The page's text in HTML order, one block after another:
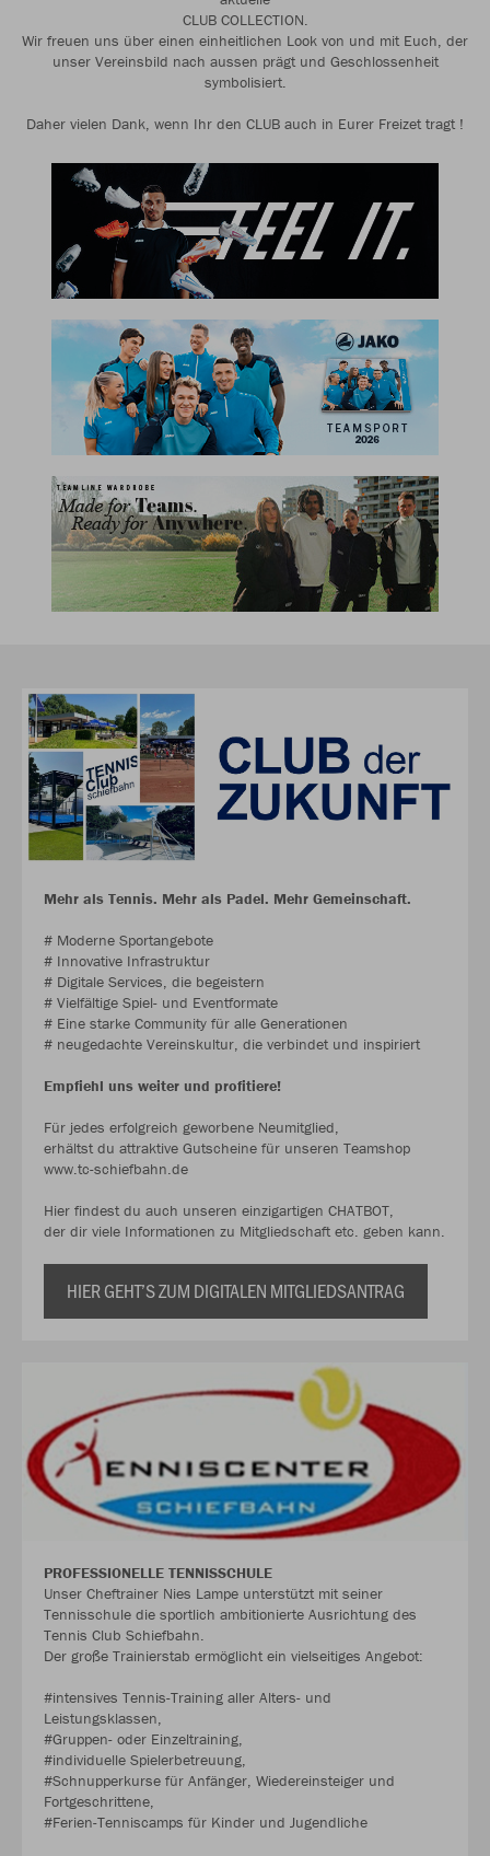
CLUB COLLECTION.
Wir freuen uns über einen einheitlichen Look von und mit Euch, der
unser Vereinsbild nach aussen prägt und Geschlossenheit
symbolisiert.
Daher vielen Dank, wenn Ihr den CLUB auch in Eurer Freizet tragt !
Mehr als Tennis. Mehr als Padel. Mehr Gemeinschaft.
# Moderne Sportangebote
# Innovative Infrastruktur
# Digitale Services, die begeistern
# Vielfältige Spiel- und Eventformate
# Eine starke Community für alle Generationen
# neugedachte Vereinskultur, die verbindet und inspiriert
Empfiehl uns weiter und profitiere!
Für jedes erfolgreich geworbene Neumitglied,
erhältst du attraktive Gutscheine für unseren Teamshop
www.tc-schiefbahn.de
Hier findest du auch unseren einzigartigen CHATBOT,
der dir viele Informationen zu Mitgliedschaft etc. geben kann.
HIER GEHT’S ZUM DIGITALEN MITGLIEDSANTRAG
PROFESSIONELLE TENNISSCHULE
Unser Cheftrainer Nies Lampe unterstützt mit seiner
Tennisschule die sportlich ambitionierte Ausrichtung des
Tennis Club Schiefbahn.
Der große Trainierstab ermöglicht ein vielseitiges Angebot:
#intensives Tennis-Training aller Alters- und
Leistungsklassen,
#Gruppen- oder Einzeltraining,
#individuelle Spielerbetreuung,
#Schnupperkurse für Anfänger, Wiedereinsteiger und
Fortgeschrittene,
#Ferien-Tenniscamps für Kinder und Jugendliche